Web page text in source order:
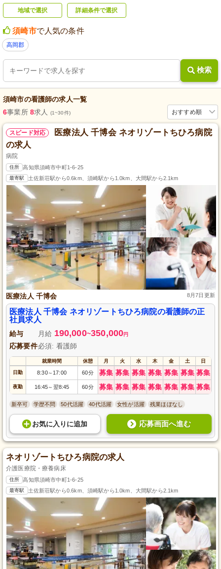
地域で選択 詳細条件で選択
須崎市で人気の条件
高岡郡
検索
須崎市の看護師の求人一覧
おすすめ順
6事業所 8求人 (1~30件)
スピード対応
医療法人 千博会 ネオリゾートちひろ病院
の求人
病院
住所 高知県須崎市中町1-6-25
最寄駅 土佐新荘駅から0.6km、須崎駅から1.0km、大間駅から2.1km
医療法人 千博会 8月7日更新
医療法人 千博会 ネオリゾートちひろ病院の看護師の正
社員求人
給与 月給 190,000~350,000円
応募要件必須: 看護師
就業時間 休憩 月 火 水 木 金 土 日
日勤 8:30～ 17:00 60分 募集 募集 募集 募集 募集 募集 募集
夜勤 16:45～ 翌8:45 60分 募集 募集 募集 募集 募集 募集 募集
新卒可 学歴不問 50代活躍 40代活躍 女性が活躍 残業ほぼなし
お気に入り に追加 応募画面へ進む
ネオリゾートちひろ病院の求人
介護医療院・療養病床
住所 高知県須崎市中町1-6-25
最寄駅 土佐新荘駅から0.6km、須崎駅から1.0km、大間駅から2.1km